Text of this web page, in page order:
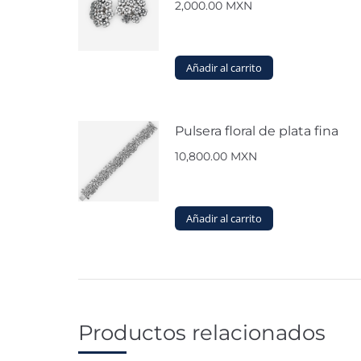
2,000.00 MXN
Añadir al carrito
Pulsera floral de plata fina
10,800.00 MXN
Añadir al carrito
Productos relacionados